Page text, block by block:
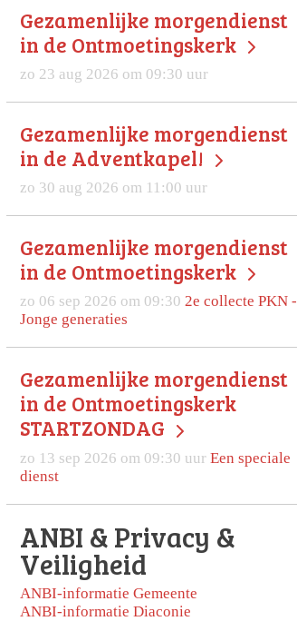
Gezamenlijke morgendienst
in de Ontmoetingskerk
zo 23 aug 2026 om 09:30 uur
Gezamenlijke morgendienst
in de Adventkapel!
zo 30 aug 2026 om 11:00 uur
Gezamenlijke morgendienst
in de Ontmoetingskerk
zo 06 sep 2026 om 09:30 2e collecte PKN -
Jonge generaties
Gezamenlijke morgendienst
in de Ontmoetingskerk
STARTZONDAG
zo 13 sep 2026 om 09:30 uur Een speciale
dienst
ANBI & Privacy &
Veiligheid
ANBI-informatie Gemeente
ANBI-informatie Diaconie